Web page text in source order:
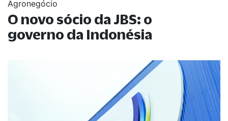
Agronegócio
O novo sócio da JBS: o
governo da Indonésia